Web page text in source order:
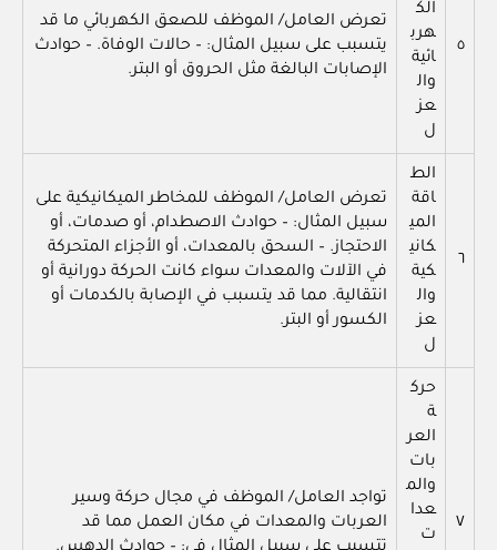
٥
الك
هرب
ائية
وال
عز
ل
تعرض العامل/ الموظف للصعق الكهربائي ما قد
يتسبب على سبيل المثال: – حالات الوفاة. – حوادث
الإصابات البالغة مثل الحروق أو البتر.
٦
الط
اقة
المي
كاني
كية
وال
عز
ل
تعرض العامل/ الموظف للمخاطر الميكانيكية على
سبيل المثال: – حوادث الاصطدام، أو صدمات، أو
الاحتجاز. – السحق بالمعدات، أو الأجزاء المتحركة
في الآلات والمعدات سواء كانت الحركة دورانية أو
انتقالية. مما قد يتسبب في الإصابة بالكدمات أو
الكسور أو البتر.
٧
حرك
ة
العر
بات
والم
عدا
ت
تواجد العامل/ الموظف في مجال حركة وسير
العربات والمعدات في مكان العمل مما قد